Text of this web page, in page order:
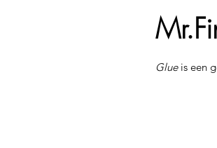
Glue is een